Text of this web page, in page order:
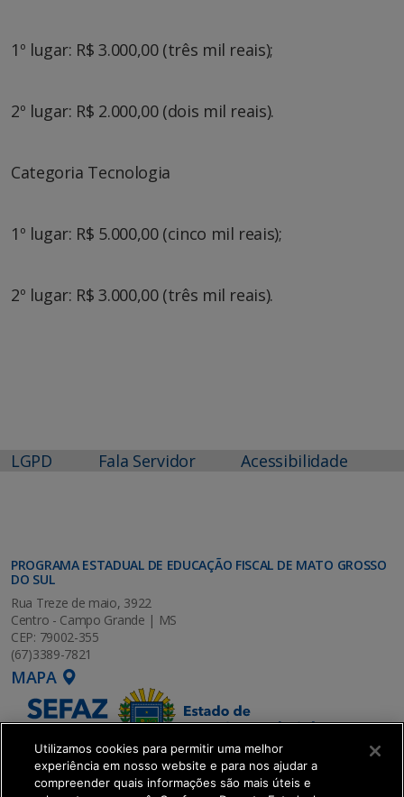
1º lugar: R$ 3.000,00 (três mil reais);
2º lugar: R$ 2.000,00 (dois mil reais).
Categoria Tecnologia
1º lugar: R$ 5.000,00 (cinco mil reais);
2º lugar: R$ 3.000,00 (três mil reais).
LGPD Fala Servidor Acessibilidade
PROGRAMA ESTADUAL DE EDUCAÇÃO FISCAL DE MATO GROSSO
DO SUL
Rua Treze de maio, 3922
Centro - Campo Grande | MS
CEP: 79002-355
(67)3389-7821
MAPA
Utilizamos cookies para permitir uma melhor
experiência em nosso website e para nos ajudar a
compreender quais informações são mais úteis e